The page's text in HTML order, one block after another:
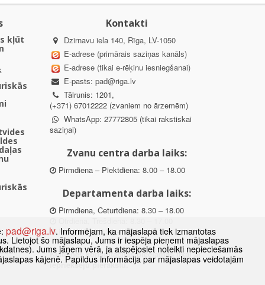
kļūt
Kontakti
Dzirnavu iela 140, Rīga, LV-1050
E-adrese (primārais saziņas kanāls)
E-adrese (tikai e-rēķinu iesniegšanai)
E-pasts: pad@riga.lv
Tālrunis: 1201,
(+371) 67012222 (zvaniem no ārzemēm)
WhatsApp: 27772805 (tikai rakstiskai
saziņai)
Zvanu centra darba laiks:
Pirmdiena – Piektdiena: 8.00 – 18.00
Departamenta darba laiks:
Pirmdiena, Ceturtdiena: 8.30 – 18.00
Piektdiena: 8.30 – 15.00
Klātienes konsultācijas pieejamas tikai ar
iepriekšēju pierakstu.
pad@riga.lv. Informējam, ka mājaslapā tiek izmantotas
Lietojot šo mājaslapu, Jums ir iespēja pieņemt mājaslapas
Jums jāņem vērā, ja atspējosiet noteikti nepieciešamās
kājenē. Papildus informācija par mājaslapas veidotajām